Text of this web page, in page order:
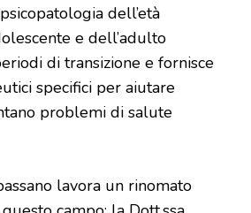
dell’età
e dell’adulto
di transizione e fornisce
specifici per aiutare
problemi di salute
lavora un rinomato